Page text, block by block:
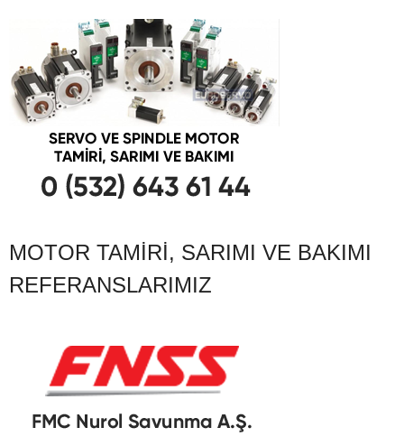
MOTOR TAMIRI, SARIMI VE BAKIMI
REFERANSLARIMIZ